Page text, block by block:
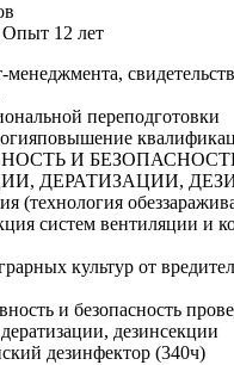
12 лет
менеджмента,
переподготовки
И
ДЕРАТИЗАЦИИ,
(технология
систем вентиляции и
культур от
и безопасность
дезинсекции
дезинфектор (340ч)